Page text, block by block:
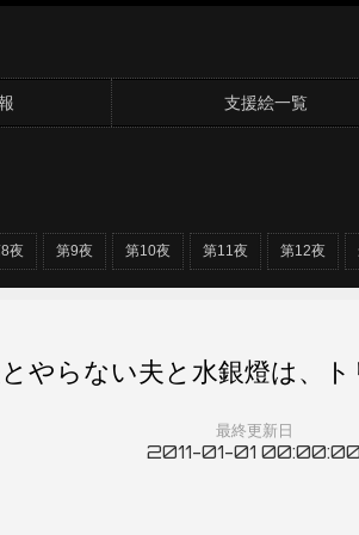
支援絵一覧
夜 第9夜 第10夜 第11夜 第12夜
最終更新日
2011-01-01 00:00:00
やらない夫と水銀燈は、